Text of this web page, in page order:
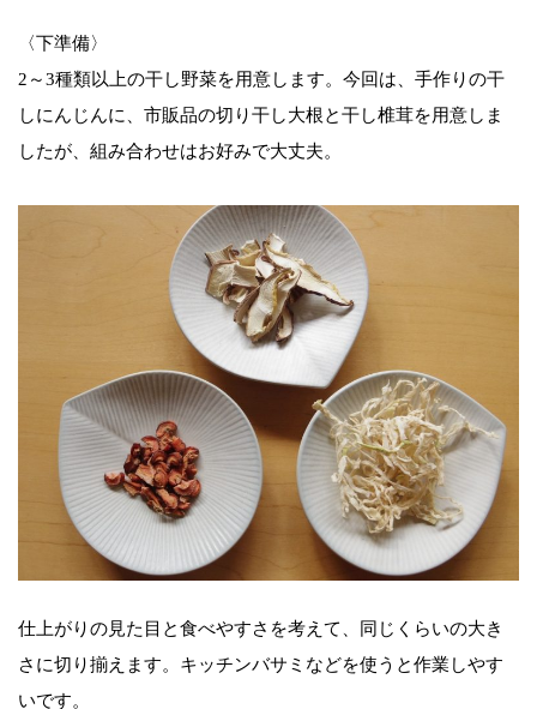
〈下準備〉
2～3種類以上の干し野菜を用意します。今回は、手作りの干
しにんじんに、市販品の切り干し大根と干し椎茸を用意しま
したが、組み合わせはお好みで大丈夫。
仕上がりの見た目と食べやすさを考えて、同じくらいの大き
さに切り揃えます。キッチンバサミなどを使うと作業しやす
いです。